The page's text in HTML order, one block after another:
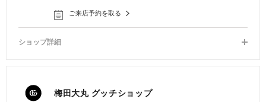
ご来店予約を取る
ショップ詳細
梅田大丸 グッチショップ